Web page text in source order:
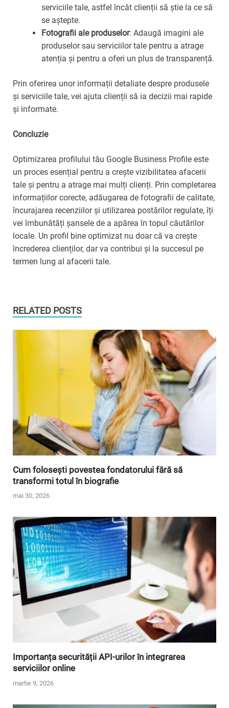
serviciile tale, astfel încât clienții să știe la ce să
se aștepte.
Fotografii ale produselor: Adaugă imagini ale
produselor sau serviciilor tale pentru a atrage
atenția și pentru a oferi un plus de transparență.
Prin oferirea unor informații detaliate despre produsele
și serviciile tale, vei ajuta clienții să ia decizii mai rapide
și informate.
Concluzie
Optimizarea profilului tău Google Business Profile este
un proces esențial pentru a crește vizibilitatea afacerii
tale și pentru a atrage mai mulți clienți. Prin completarea
informațiilor corecte, adăugarea de fotografii de calitate,
încurajarea recenziilor și utilizarea postărilor regulate, îți
vei îmbunătăți șansele de a apărea în topul căutărilor
locale. Un profil bine optimizat nu doar că va crește
încrederea clienților, dar va contribui și la succesul pe
termen lung al afacerii tale.
RELATED POSTS
Cum folosești povestea fondatorului fără să
transformi totul în biografie
mai 30, 2026
Importanța securității API-urilor în integrarea
serviciilor online
martie 9, 2026